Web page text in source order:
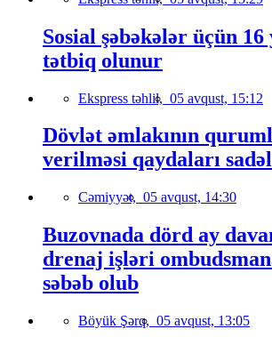
Sosial şəbəkələr üçün 16
tətbiq olunur
Ekspress təhlil, 05 avqust, 15:12
Dövlət əmlakının
verilməsi qaydaları
Cəmiyyət, 05 avqust, 14:30
Buzovnada dörd ay
drenaj işləri
səbəb olub
Böyük Şərq, 05 avqust, 13:05